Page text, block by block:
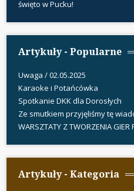
święto w Pucku!
Artykuły - Popularne
Uwaga / 02.05.2025
Karaoke i Potańcówka
Spotkanie DKK dla Dorosłych
Ze smutkiem przyjęliśmy tę
WARSZTATY Z TWORZENIA GIER
Artykuły - Kategoria